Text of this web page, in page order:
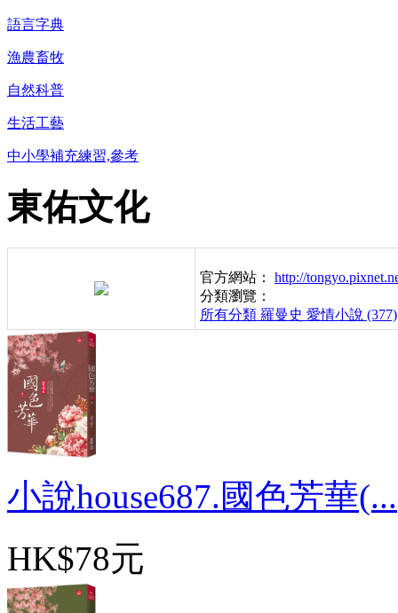
語言字典
漁農畜牧
自然科普
生活工藝
中小學補充練習,參考
東佑文化
官方網站： http://
分類瀏覽：
所有分類 羅曼史 愛情小說 (377)
小說house687.國色芳華(...
HK$78元